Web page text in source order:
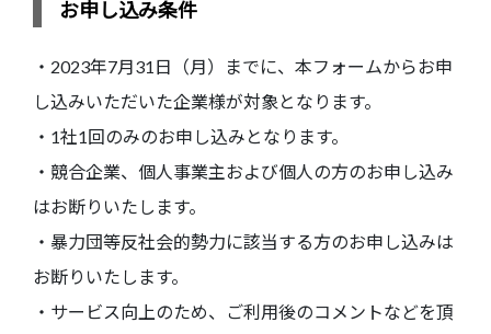
お申し込み条件
・2023年7月31日（月）までに、本フォームからお申
し込みいただいた企業様が対象となります。
・1社1回のみのお申し込みとなります。
・競合企業、個人事業主および個人の方のお申し込み
はお断りいたします。
・暴力団等反社会的勢力に該当する方のお申し込みは
お断りいたします。
・サービス向上のため、ご利用後のコメントなどを頂